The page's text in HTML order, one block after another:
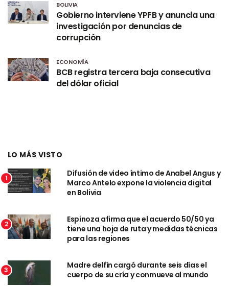
BOLIVIA
Gobierno interviene YPFB y anuncia una
investigación por denuncias de
corrupción
ECONOMÍA
BCB registra tercera baja consecutiva
del dólar oficial
LO MÁS VISTO
1
Difusión de video íntimo de Anabel Angus y
Marco Antelo expone la violencia digital
en Bolivia
2
Espinoza afirma que el acuerdo 50/50 ya
tiene una hoja de ruta y medidas técnicas
para las regiones
3
Madre delfín cargó durante seis días el
cuerpo de su cría y conmueve al mundo